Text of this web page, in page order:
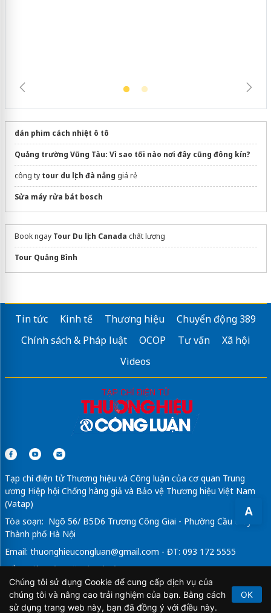
A
dán phim cách nhiệt ô tô
Quảng trường Vũng Tàu: Vì sao tối nào nơi đây cũng đông kín?
công ty tour du lịch đà nẵng giá rẻ
Sửa máy rửa bát bosch
Book ngay Tour Du lịch Canada chất lượng
Tour Quảng Bình
Tin tức Kinh tế Thương hiệu
Chuyển động 389
Chính sách & Pháp luật
OCOP Tư vấn
Xã hội
Videos
Tạp chí điện tử Thương hiệu và Công luận của cơ quan Trung
ương Hiệp hội Chống hàng giả và Bảo vệ Thương hiệu Việt Nam
(Vatap)
Tòa soạn: Ngõ 56/ B5D6 Trương Công Giai - Phường Cầu Giấy -
Thành phố Hà Nội
Email: thuonghieucongluan@gmail.com - ĐT: 093 172 5555
Tổng Biên Tập: Vũ Đức Thuận
Giấy phép hoạt động báo chí điện tử số 64/GP-BTTTT do Bộ
Thông tin và Truyền thông cấp ngày 21/2/2020.
Chúng tôi sử dụng Cookie để cung cấp dịch vụ của
chúng tôi và nâng cao trải nghiệm của bạn. Bằng cách
sử dụng trang web này, bạn đã đồng ý với điều này.
OK